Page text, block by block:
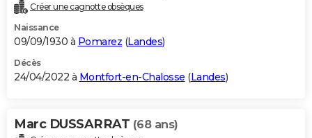
Créer une cagnotte obsèques
Naissance
09/09/1930 à Pomarez (Landes)
Décès
24/04/2022 à Montfort-en-Chalosse (Landes)
Marc DUSSARRAT (68 ans)